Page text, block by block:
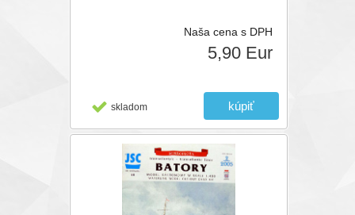
Naša cena s DPH
5,90 Eur
skladom